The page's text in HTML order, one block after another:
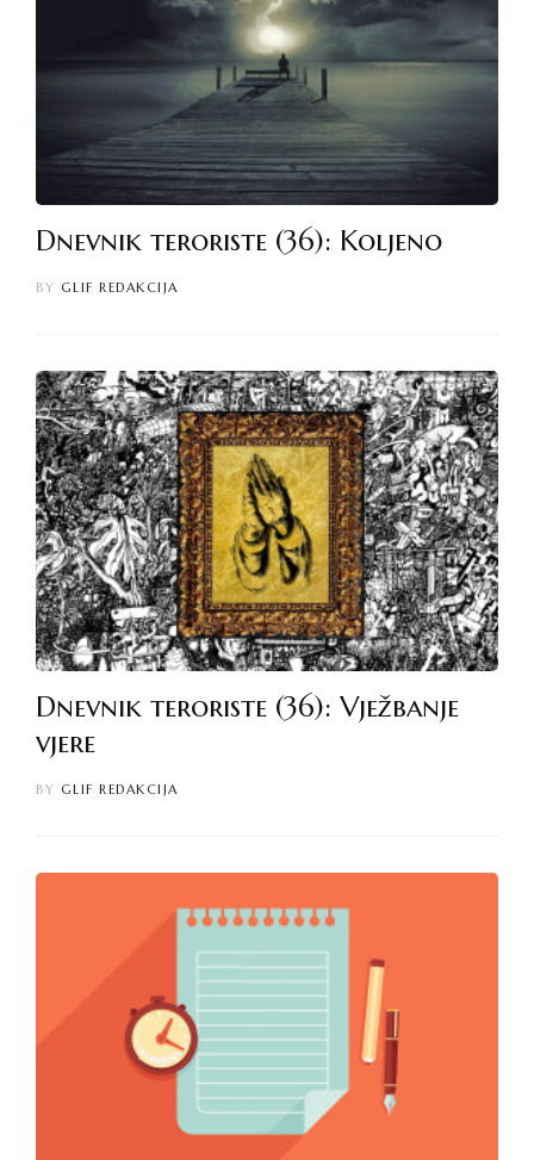
Dnevnik teroriste (36): Koljeno
BY GLIF REDAKCIJA
Dnevnik teroriste (36): Vježbanje
vjere
BY GLIF REDAKCIJA